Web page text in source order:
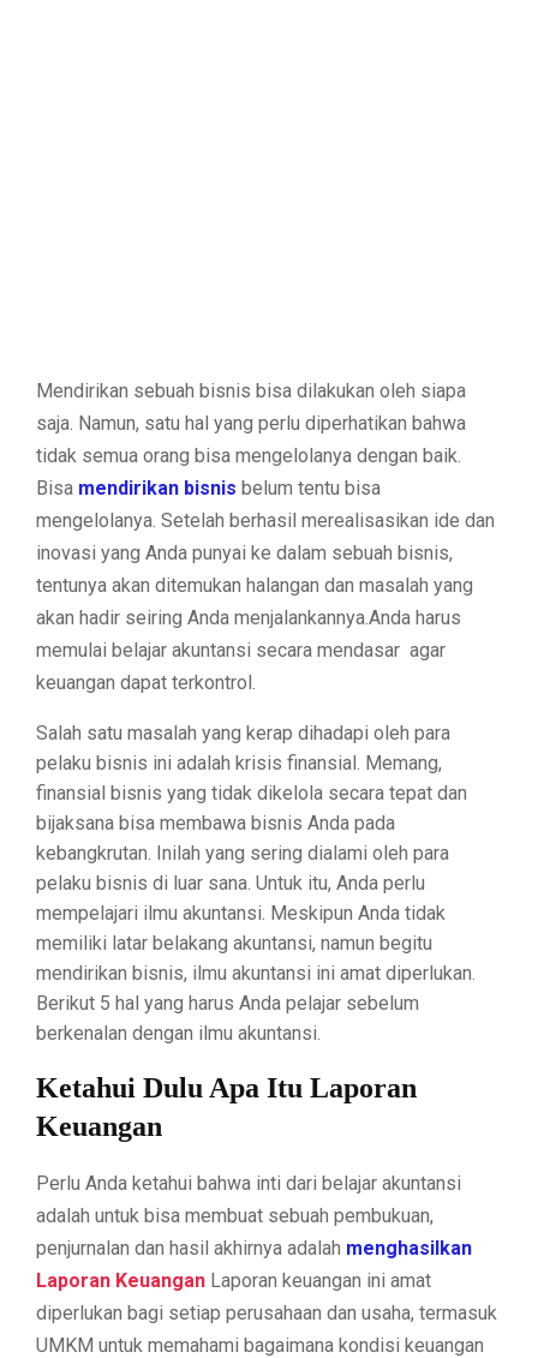
Mendirikan sebuah bisnis bisa dilakukan oleh siapa
saja. Namun, satu hal yang perlu diperhatikan bahwa
tidak semua orang bisa mengelolanya dengan baik.
Bisa mendirikan bisnis belum tentu bisa
mengelolanya. Setelah berhasil merealisasikan ide dan
inovasi yang Anda punyai ke dalam sebuah bisnis,
tentunya akan ditemukan halangan dan masalah yang
akan hadir seiring Anda menjalankannya.Anda harus
memulai belajar akuntansi secara mendasar agar
keuangan dapat terkontrol.
Salah satu masalah yang kerap dihadapi oleh para
pelaku bisnis ini adalah krisis finansial. Memang,
finansial bisnis yang tidak dikelola secara tepat dan
bijaksana bisa membawa bisnis Anda pada
kebangkrutan. Inilah yang sering dialami oleh para
pelaku bisnis di luar sana. Untuk itu, Anda perlu
mempelajari ilmu akuntansi. Meskipun Anda tidak
memiliki latar belakang akuntansi, namun begitu
mendirikan bisnis, ilmu akuntansi ini amat diperlukan.
Berikut 5 hal yang harus Anda pelajar sebelum
berkenalan dengan ilmu akuntansi.
Ketahui Dulu Apa Itu Laporan
Keuangan
Perlu Anda ketahui bahwa inti dari belajar akuntansi
adalah untuk bisa membuat sebuah pembukuan,
penjurnalan dan hasil akhirnya adalah menghasilkan
Laporan Keuangan Laporan keuangan ini amat
diperlukan bagi setiap perusahaan dan usaha, termasuk
UMKM untuk memahami bagaimana kondisi keuangan